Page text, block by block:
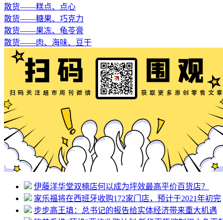
散货——糕点、点心
散货——糖果、巧克力
散货——果冻、龟苓膏
散货——肉、海味、豆干
伊藤洋华堂双楠店何以成为坪效最高平价百货店？
家乐福将在西班牙收购172家门店，预计于2021年初完
步步高王填：总书记的报告给实体经济带来重大机遇